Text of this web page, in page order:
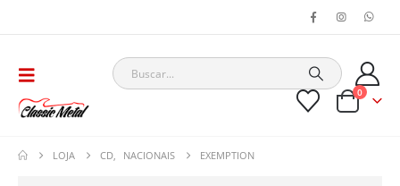
0
LOJA CD NACIONAIS EXEMPTION